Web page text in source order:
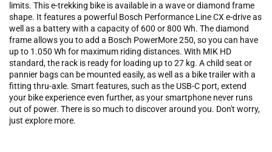
limits. This e-trekking bike is available in a wave or diamond frame
shape. It features a powerful Bosch Performance Line CX e-drive as
well as a battery with a capacity of 600 or 800 Wh. The diamond
frame allows you to add a Bosch PowerMore 250, so you can have
up to 1.050 Wh for maximum riding distances. With MIK HD
standard, the rack is ready for loading up to 27 kg. A child seat or
pannier bags can be mounted easily, as well as a bike trailer with a
fitting thru-axle. Smart features, such as the USB-C port, extend
your bike experience even further, as your smartphone never runs
out of power. There is so much to discover around you. Don't worry,
just explore more.